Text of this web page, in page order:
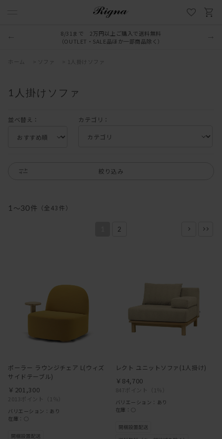
8/31まで 2万円以上ご購入で送料無料
（OUTLET・SALE品ほか一部商品除く）
ホーム ソファ 1人掛けソファ
1人掛けソファ
並べ替え： カテゴリ：
絞り込み
1 ～30件 （全43 件）
2
ポーラー ラウンジチェア L(ウィズ
サイドテーブル)
2013ポイント （1％）
￥201,300
バリエーション：あり
在庫：○
レクト ユニットソファ(1人掛け)
847ポイント （1％）
￥84,700
バリエーション：あり
在庫：○